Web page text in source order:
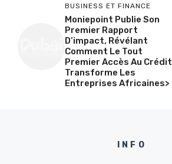
BUSINESS ET FINANCE
Moniepoint Publie Son
Premier Rapport
D’impact, Révélant
Comment Le Tout
Premier Accès Au Crédit
Transforme Les
Entreprises Africaines>
INFO